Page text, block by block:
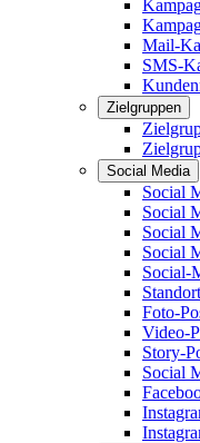
Mail-
SMS-
Zielgruppen
Social Media
Social
Social
Social
Social
Social-
Foto-
Video-
Story-
Social